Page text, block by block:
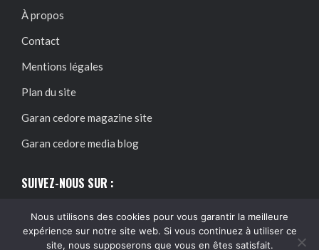
À propos
Contact
Mentions légales
Plan du site
Garan cedore magazine site
Garan cedore media blog
SUIVEZ-NOUS SUR :
Nous utilisons des cookies pour vous garantir la meilleure
expérience sur notre site web. Si vous continuez à utiliser ce
site, nous supposerons que vous en êtes satisfait.